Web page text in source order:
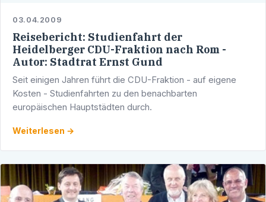
03.04.2009
Reisebericht: Studienfahrt der
Heidelberger CDU-Fraktion nach Rom -
Autor: Stadtrat Ernst Gund
Seit einigen Jahren führt die CDU-Fraktion - auf eigene
Kosten - Studienfahrten zu den benachbarten
europäischen Hauptstädten durch.
Weiterlesen →